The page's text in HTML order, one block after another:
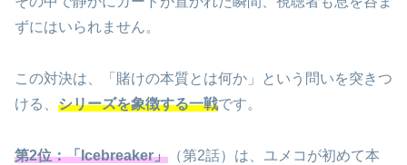
ずにはいられません。
この対決は、「賭けの本質とは何か」という問いを突きつ
ける、 シリーズを象徴する一戦です。
第2位：「Icebreaker」 （第2話）は、ユメコが初めて本